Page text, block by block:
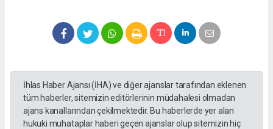
İhlas Haber Ajansı (İHA) ve diğer ajanslar tarafından eklenen
tüm haberler, sitemizin editörlerinin müdahalesi olmadan
ajans kanallarından çekilmektedir. Bu haberlerde yer alan
hukuki muhataplar haberi geçen ajanslar olup sitemizin hiç